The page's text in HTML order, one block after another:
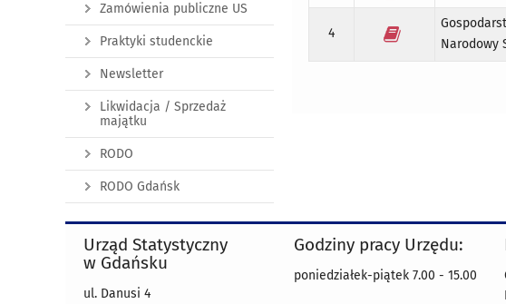
4
Narodowy
Zamówienia publiczne US
Praktyki studenckie
Newsletter
Likwidacja / Sprzedaż
majątku
RODO
RODO Gdańsk
Urząd Statystyczny
w Gdańsku
ul. Danusi 4
Godziny pracy Urzędu:
poniedziałek-piątek 7.00 - 15.00